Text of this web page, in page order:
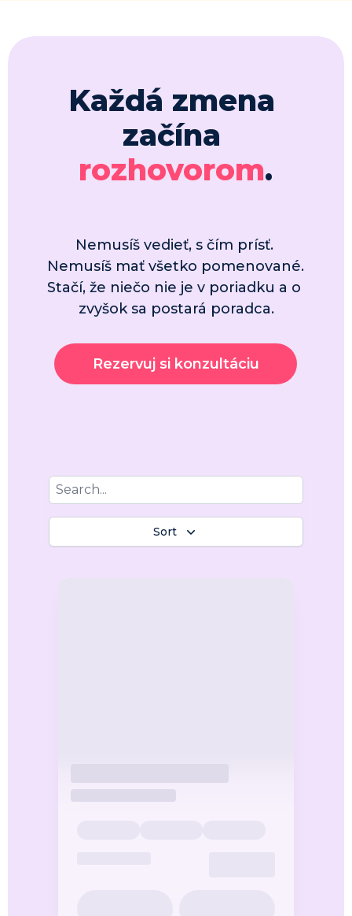
Každá zmena
rozhovorom.
Nemusíš vedieť, s čím prísť.
Stačí, že niečo nie je v poriadku a o
zvyšok sa postará poradca.
Rezervuj si konzultáciu
Sort